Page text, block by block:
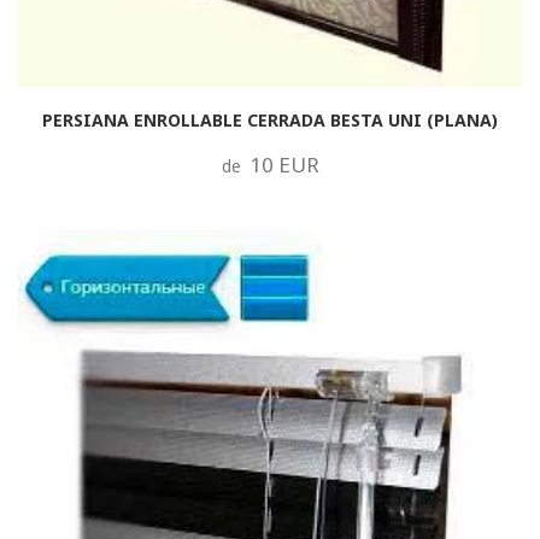
PERSIANA ENROLLABLE CERRADA BESTA UNI (PLANA)
de 10 EUR